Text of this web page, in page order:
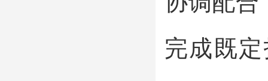
完成既